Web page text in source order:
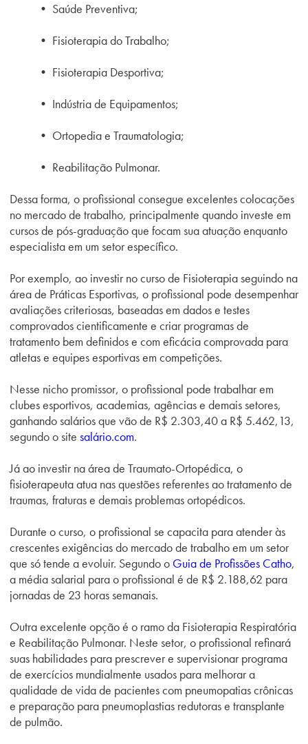
• Saúde Preventiva;
• Fisioterapia do Trabalho;
• Fisioterapia Desportiva;
• Indústria de Equipamentos;
• Ortopedia e Traumatologia;
• Reabilitação Pulmonar.
Dessa forma, o profissional consegue excelentes colocações
no mercado de trabalho, principalmente quando investe em
cursos de pós-graduação que focam sua atuação enquanto
especialista em um setor específico.
Por exemplo, ao investir no curso de Fisioterapia seguindo na
área de Práticas Esportivas, o profissional pode desempenhar
avaliações criteriosas, baseadas em dados e testes
comprovados cientificamente e criar programas de
tratamento bem definidos e com eficácia comprovada para
atletas e equipes esportivas em competições.
Nesse nicho promissor, o profissional pode trabalhar em
clubes esportivos, academias, agências e demais setores,
ganhando salários que vão de R$ 2.303,40 a R$ 5.462,13,
segundo o site salário.com.
Já ao investir na área de Traumato-Ortopédica, o
fisioterapeuta atua nas questões referentes ao tratamento de
traumas, fraturas e demais problemas ortopédicos.
Durante o curso, o profissional se capacita para atender às
crescentes exigências do mercado de trabalho em um setor
que só tende a evoluir. Segundo o Guia de Profissões Catho,
a média salarial para o profissional é de R$ 2.188,62 para
jornadas de 23 horas semanais.
Outra excelente opção é o ramo da Fisioterapia Respiratória
e Reabilitação Pulmonar. Neste setor, o profissional refinará
suas habilidades para prescrever e supervisionar programa
de exercícios mundialmente usados para melhorar a
qualidade de vida de pacientes com pneumopatias crônicas
e preparação para pneumoplastias redutoras e transplante
de pulmão.